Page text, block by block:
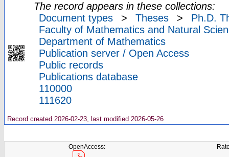
The record appears in these collections:
Document types
> Theses >
Ph.D.
Faculty of Mathematics and Natural
Department of Mathematics
Publication server / Open Access
Public records
Publications database
110000
111620
Record created 2026-02-23, last modified 2026-05-26
OpenAccess: